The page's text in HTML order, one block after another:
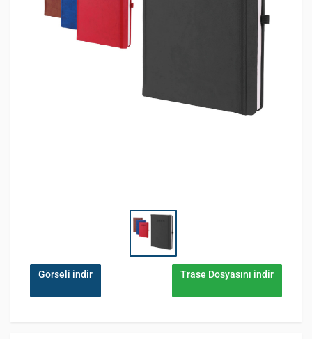
Görseli indir Trase Dosyasını indir